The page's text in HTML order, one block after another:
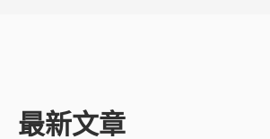
最新文章